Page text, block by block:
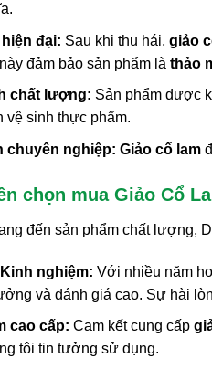
đại: Sau khi thu hái, giảo
đảm bảo sản phẩm là thảo
chất lượng: Sản phẩm được
vệ sinh thực phẩm.
chuyên nghiệp: Giảo cổ lam
chọn mua Giảo Cổ
đến sản phẩm chất lượng,
nghiệm: Với nhiều năm
và đánh giá cao. Sự hài
cao cấp: Cam kết cung cấp
tôi tin tưởng sử dụng.